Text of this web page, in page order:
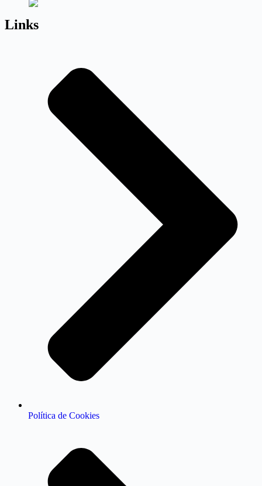
Links
Política de Cookies